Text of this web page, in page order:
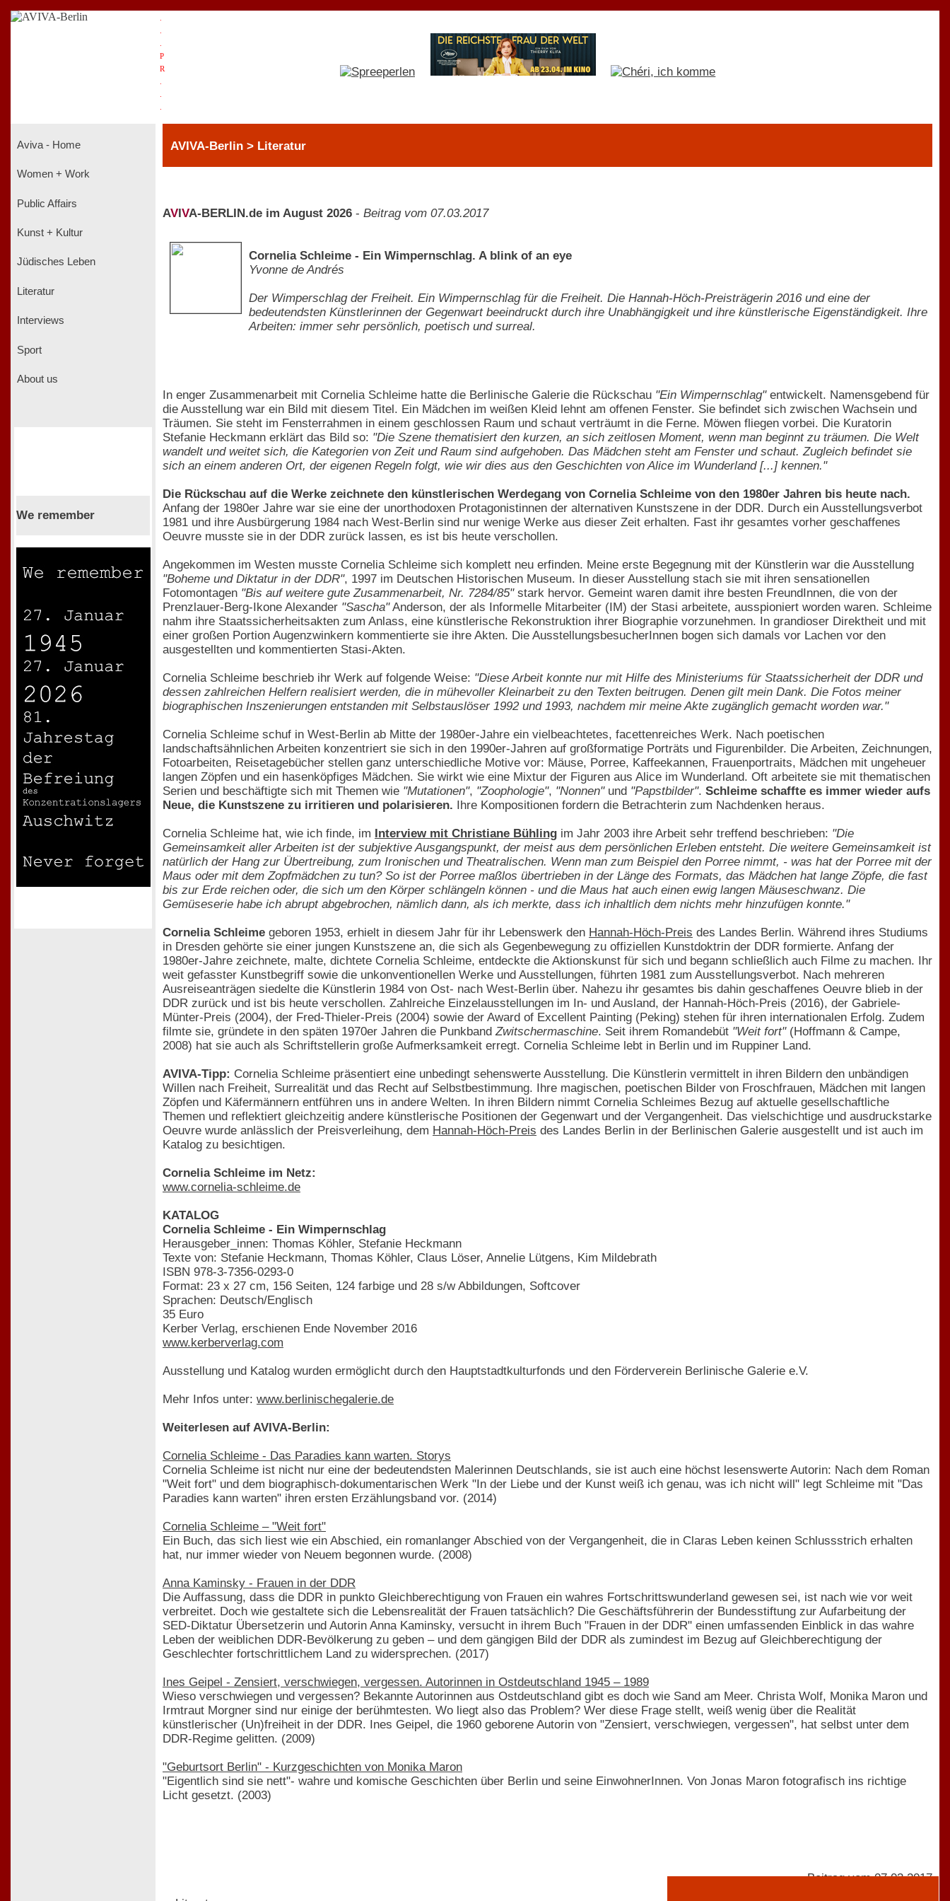
P
R
Aviva - Home
Women + Work
Public Affairs
Kunst + Kultur
Jüdisches Leben
Literatur
Interviews
Sport
About us
We remember
AVIVA-Berlin > Literatur
AV VA-BERLIN.de im August 2026 - Beitrag vom 07.03.2017
Cornelia Schleime - Ein Wimpernschlag. A blink of an eye
Yvonne de Andrés
Der Wimperschlag der Freiheit. Ein Wimpernschlag für die Freiheit. Die Hannah-Höch-Preisträgerin 2016 und eine der
bedeutendsten Künstlerinnen der Gegenwart beeindruckt durch ihre Unabhängigkeit und ihre künstlerische Eigenständigkeit. Ihre
Arbeiten: immer sehr persönlich, poetisch und surreal.
In enger Zusammenarbeit mit Cornelia Schleime hatte die Berlinische Galerie die Rückschau "Ein Wimpernschlag"entwickelt. Namensgebend für
die Ausstellung war ein Bild mit diesem Titel. Ein Mädchen im weißen Kleid lehnt am offenen Fenster. Sie befindet sich zwischen Wachsein und
Träumen. Sie steht im Fensterrahmen in einem geschlossen Raum und schaut verträumt in die Ferne. Möwen fliegen vorbei. Die Kuratorin
Stefanie Heckmann erklärt das Bild so: "Die Szene thematisiert den kurzen, an sich zeitlosen Moment, wenn man beginnt zu träumen. Die Welt
wandelt und weitet sich, die Kategorien von Zeit und Raum sind aufgehoben. Das Mädchen steht am Fenster und schaut. Zugleich befindet sie
sich an einem anderen Ort, der eigenen Regeln folgt, wie wir dies aus den Geschichten von Alice im Wunderland [...] kennen."
Die Rückschau auf die Werke zeichnete den künstlerischen Werdegang von Cornelia Schleime von den 1980er Jahren bis heute nach.
Anfang der 1980er Jahre war sie eine der unorthodoxen Protagonistinnen der alternativen Kunstszene in der DDR. Durch ein Ausstellungsverbot
1981 und ihre Ausbürgerung 1984 nach West-Berlin sind nur wenige Werke aus dieser Zeit erhalten. Fast ihr gesamtes vorher geschaffenes
Oeuvre musste sie in der DDR zurück lassen, es ist bis heute verschollen.
Angekommen im Westen musste Cornelia Schleime sich komplett neu erfinden. Meine erste Begegnung mit der Künstlerin war die Ausstellung
"Boheme und Diktatur in der DDR", 1997 im Deutschen Historischen Museum. In dieser Ausstellung stach sie mit ihren sensationellen
Fotomontagen "Bis auf weitere gute Zusammenarbeit, Nr. 7284/85"stark hervor. Gemeint waren damit ihre besten FreundInnen, die von der
Prenzlauer-Berg-Ikone Alexander "Sascha"Anderson, der als Informelle Mitarbeiter (IM) der Stasi arbeitete, ausspioniert worden waren. Schleime
nahm ihre Staatssicherheitsakten zum Anlass, eine künstlerische Rekonstruktion ihrer Biographie vorzunehmen. In grandioser Direktheit und mit
einer großen Portion Augenzwinkern kommentierte sie ihre Akten. Die AusstellungsbesucherInnen bogen sich damals vor Lachen vor den
ausgestellten und kommentierten Stasi-Akten.
Cornelia Schleime beschrieb ihr Werk auf folgende Weise: "Diese Arbeit konnte nur mit Hilfe des Ministeriums für Staatssicherheit der DDR und
dessen zahlreichen Helfern realisiert werden, die in mühevoller Kleinarbeit zu den Texten beitrugen. Denen gilt mein Dank. Die Fotos meiner
biographischen Inszenierungen entstanden mit Selbstauslöser 1992 und 1993, nachdem mir meine Akte zugänglich gemacht worden war."
Cornelia Schleime schuf in West-Berlin ab Mitte der 1980er-Jahre ein vielbeachtetes, facettenreiches Werk. Nach poetischen
landschaftsähnlichen Arbeiten konzentriert sie sich in den 1990er-Jahren auf großformatige Porträts und Figurenbilder. Die Arbeiten, Zeichnungen,
Fotoarbeiten, Reisetagebücher stellen ganz unterschiedliche Motive vor: Mäuse, Porree, Kaffeekannen, Frauenportraits, Mädchen mit ungeheuer
langen Zöpfen und ein hasenköpfiges Mädchen. Sie wirkt wie eine Mixtur der Figuren aus Alice im Wunderland. Oft arbeitete sie mit thematischen
Serien und beschäftigte sich mit Themen wie "Mutationen", "Zoophologie", "Nonnen"und "Papstbilder". Schleime schaffte es immer wieder aufs
Neue, die Kunstszene zu irritieren und polarisieren. Ihre Kompositionen fordern die Betrachterin zum Nachdenken heraus.
Cornelia Schleime hat, wie ich finde, im Interview mit Christiane Bühling im Jahr 2003 ihre Arbeit sehr treffend beschrieben: "Die
Gemeinsamkeit aller Arbeiten ist der subjektive Ausgangspunkt, der meist aus dem persönlichen Erleben entsteht. Die weitere Gemeinsamkeit ist
natürlich der Hang zur Übertreibung, zum Ironischen und Theatralischen. Wenn man zum Beispiel den Porree nimmt, - was hat der Porree mit der
Maus oder mit dem Zopfmädchen zu tun? So ist der Porree maßlos übertrieben in der Länge des Formats, das Mädchen hat lange Zöpfe, die fast
bis zur Erde reichen oder, die sich um den Körper schlängeln können - und die Maus hat auch einen ewig langen Mäuseschwanz. Die
Gemüseserie habe ich abrupt abgebrochen, nämlich dann, als ich merkte, dass ich inhaltlich dem nichts mehr hinzufügen konnte."
Cornelia Schleime geboren 1953, erhielt in diesem Jahr für ihr Lebenswerk den Hannah-Höch-Preis des Landes Berlin. Während ihres Studiums
in Dresden gehörte sie einer jungen Kunstszene an, die sich als Gegenbewegung zu offiziellen Kunstdoktrin der DDR formierte. Anfang der
1980er-Jahre zeichnete, malte, dichtete Cornelia Schleime, entdeckte die Aktionskunst für sich und begann schließlich auch Filme zu machen. Ihr
weit gefasster Kunstbegriff sowie die unkonventionellen Werke und Ausstellungen, führten 1981 zum Ausstellungsverbot. Nach mehreren
Ausreiseanträgen siedelte die Künstlerin 1984 von Ost- nach West-Berlin über. Nahezu ihr gesamtes bis dahin geschaffenes Oeuvre blieb in der
DDR zurück und ist bis heute verschollen. Zahlreiche Einzelausstellungen im In- und Ausland, der Hannah-Höch-Preis (2016), der Gabriele-
Münter-Preis (2004), der Fred-Thieler-Preis (2004) sowie der Award of Excellent Painting (Peking) stehen für ihren internationalen Erfolg. Zudem
filmte sie, gründete in den späten 1970er Jahren die PunkbandZwitschermaschine. Seit ihrem Romandebüt "Weit fort"(Hoffmann & Campe,
2008) hat sie auch als Schriftstellerin große Aufmerksamkeit erregt. Cornelia Schleime lebt in Berlin und im Ruppiner Land.
AVIVA-Tipp: Cornelia Schleime präsentiert eine unbedingt sehenswerte Ausstellung. Die Künstlerin vermittelt in ihren Bildern den unbändigen
Willen nach Freiheit, Surrealität und das Recht auf Selbstbestimmung. Ihre magischen, poetischen Bilder von Froschfrauen, Mädchen mit langen
Zöpfen und Käfermännern entführen uns in andere Welten. In ihren Bildern nimmt Cornelia Schleimes Bezug auf aktuelle gesellschaftliche
Themen und reflektiert gleichzeitig andere künstlerische Positionen der Gegenwart und der Vergangenheit. Das vielschichtige und ausdruckstarke
Oeuvre wurde anlässlich der Preisverleihung, dem Hannah-Höch-Preis des Landes Berlin in der Berlinischen Galerie ausgestellt und ist auch im
Katalog zu besichtigen.
Cornelia Schleime im Netz:
www.cornelia-schleime.de
KATALOG
Cornelia Schleime - Ein Wimpernschlag
Herausgeber_innen: Thomas Köhler, Stefanie Heckmann
Texte von: Stefanie Heckmann, Thomas Köhler, Claus Löser, Annelie Lütgens, Kim Mildebrath
ISBN 978-3-7356-0293-0
Format: 23 x 27 cm, 156 Seiten, 124 farbige und 28 s/w Abbildungen, Softcover
Sprachen: Deutsch/Englisch
35 Euro
Kerber Verlag, erschienen Ende November 2016
www.kerberverlag.com
Ausstellung und Katalog wurden ermöglicht durch den Hauptstadtkulturfonds und den Förderverein Berlinische Galerie e.V.
Mehr Infos unter: www.berlinischegalerie.de
Weiterlesen auf AVIVA-Berlin:
Cornelia Schleime - Das Paradies kann warten. Storys
Cornelia Schleime ist nicht nur eine der bedeutendsten Malerinnen Deutschlands, sie ist auch eine höchst lesenswerte Autorin: Nach dem Roman
"Weit fort" und dem biographisch-dokumentarischen Werk "In der Liebe und der Kunst weiß ich genau, was ich nicht will" legt Schleime mit "Das
Paradies kann warten" ihren ersten Erzählungsband vor. (2014)
Cornelia Schleime – "Weit fort"
Ein Buch, das sich liest wie ein Abschied, ein romanlanger Abschied von der Vergangenheit, die in Claras Leben keinen Schlussstrich erhalten
hat, nur immer wieder von Neuem begonnen wurde. (2008)
Anna Kaminsky - Frauen in der DDR
Die Auffassung, dass die DDR in punkto Gleichberechtigung von Frauen ein wahres Fortschrittswunderland gewesen sei, ist nach wie vor weit
verbreitet. Doch wie gestaltete sich die Lebensrealität der Frauen tatsächlich? Die Geschäftsführerin der Bundesstiftung zur Aufarbeitung der
SED-Diktatur Übersetzerin und Autorin Anna Kaminsky, versucht in ihrem Buch "Frauen in der DDR" einen umfassenden Einblick in das wahre
Leben der weiblichen DDR-Bevölkerung zu geben – und dem gängigen Bild der DDR als zumindest im Bezug auf Gleichberechtigung der
Geschlechter fortschrittlichem Land zu widersprechen. (2017)
Ines Geipel - Zensiert, verschwiegen, vergessen. Autorinnen in Ostdeutschland 1945 – 1989
Wieso verschwiegen und vergessen? Bekannte Autorinnen aus Ostdeutschland gibt es doch wie Sand am Meer. Christa Wolf, Monika Maron und
Irmtraut Morgner sind nur einige der berühmtesten. Wo liegt also das Problem? Wer diese Frage stellt, weiß wenig über die Realität
künstlerischer (Un)freiheit in der DDR. Ines Geipel, die 1960 geborene Autorin von "Zensiert, verschwiegen, vergessen", hat selbst unter dem
DDR-Regime gelitten. (2009)
"Geburtsort Berlin" - Kurzgeschichten von Monika Maron
"Eigentlich sind sie nett"- wahre und komische Geschichten über Berlin und seine EinwohnerInnen. Von Jonas Maron fotografisch ins richtige
Licht gesetzt. (2003)
Beitrag vom 07.03.2017